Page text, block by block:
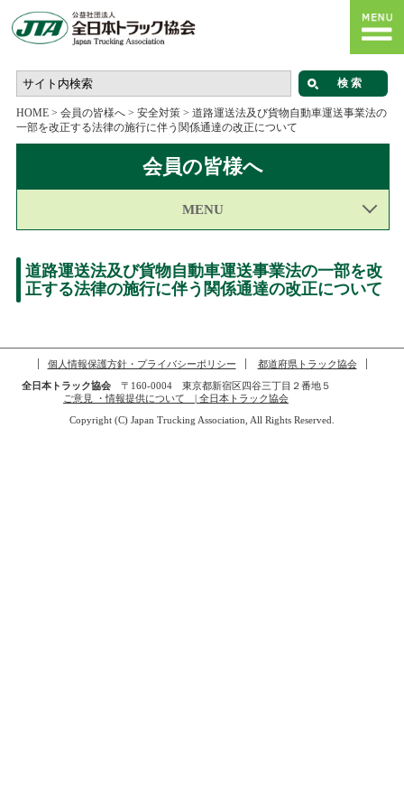
HOME> 会員の皆様へ> 安全対策> 道路運送法及び貨物自動車運送事業法の
一部を改正する法律の施行に伴う関係通達の改正について
会員の皆様へ
MENU
道路運送法及び貨物自動車運送事業法の一部を改
正する法律の施行に伴う関係通達の改正について
個人情報保護方針・プライバシーポリシー
都道府県トラック協会
全日本トラック協会〒160-0004 東京都新宿区四谷三丁目２番地５
ご意見 ・情報提供について | 全日本トラック協会
Copyright (C) Japan Trucking Association, All Rights Reserved.